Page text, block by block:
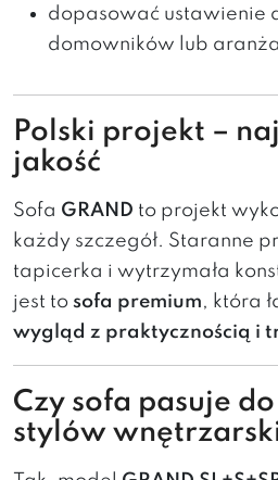
dopasować ustawienie
domowników lub
Polski projekt –
jakość
Sofa GRAND to projekt
każdy szczegół. Staranne
tapicerka i wytrzymała
jest to sofa premium, która
wygląd z praktycznością i
Czy sofa pasuje
stylów